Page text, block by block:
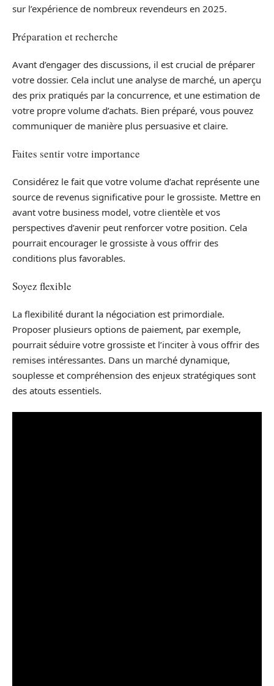
sur l’expérience de nombreux revendeurs en 2025.
Préparation et recherche
Avant d’engager des discussions, il est crucial de préparer
votre dossier. Cela inclut une analyse de marché, un aperçu
des prix pratiqués par la concurrence, et une estimation de
votre propre volume d’achats. Bien préparé, vous pouvez
communiquer de manière plus persuasive et claire.
Faites sentir votre importance
Considérez le fait que votre volume d’achat représente une
source de revenus significative pour le grossiste. Mettre en
avant votre business model, votre clientèle et vos
perspectives d’avenir peut renforcer votre position. Cela
pourrait encourager le grossiste à vous offrir des
conditions plus favorables.
Soyez flexible
La flexibilité durant la négociation est primordiale.
Proposer plusieurs options de paiement, par exemple,
pourrait séduire votre grossiste et l’inciter à vous offrir des
remises intéressantes. Dans un marché dynamique,
souplesse et compréhension des enjeux stratégiques sont
des atouts essentiels.